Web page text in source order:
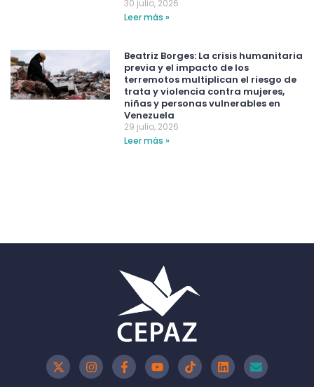
30 julio, 2026
Leer más »
Beatriz Borges: La crisis humanitaria
previa y el impacto de los
terremotos multiplican el riesgo de
trata y violencia contra mujeres,
niñas y personas vulnerables en
Venezuela
29 julio, 2026
Leer más »